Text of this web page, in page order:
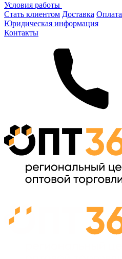
Условия работы
Стать клиентом Доставка Оплата
Юридическая информация
Контакты